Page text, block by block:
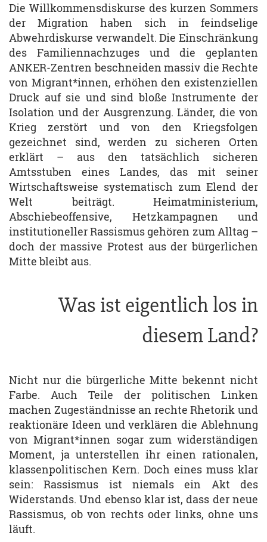
Die Willkommensdiskurse des kurzen Sommers
der Migration haben sich in feindselige
Abwehrdiskurse verwandelt. Die Einschränkung
des Familiennachzuges und die geplanten
ANKER-Zentren beschneiden massiv die Rechte
von Migrant*innen, erhöhen den existenziellen
Druck auf sie und sind bloße Instrumente der
Isolation und der Ausgrenzung. Länder, die von
Krieg zerstört und von den Kriegsfolgen
gezeichnet sind, werden zu sicheren Orten
erklärt – aus den tatsächlich sicheren
Amtsstuben eines Landes, das mit seiner
Wirtschaftsweise systematisch zum Elend der
Welt beiträgt. Heimatministerium,
Abschiebeoffensive, Hetzkampagnen und
institutioneller Rassismus gehören zum Alltag –
doch der massive Protest aus der bürgerlichen
Mitte bleibt aus.
Was ist eigentlich los in
diesem Land?
Nicht nur die bürgerliche Mitte bekennt nicht
Farbe. Auch Teile der politischen Linken
machen Zugeständnisse an rechte Rhetorik und
reaktionäre Ideen und verklären die Ablehnung
von Migrant*innen sogar zum widerständigen
Moment, ja unterstellen ihr einen rationalen,
klassenpolitischen Kern. Doch eines muss klar
sein: Rassismus ist niemals ein Akt des
Widerstands. Und ebenso klar ist, dass der neue
Rassismus, ob von rechts oder links, ohne uns
läuft.